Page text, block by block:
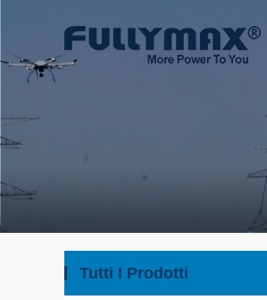
Tutti I Prodotti